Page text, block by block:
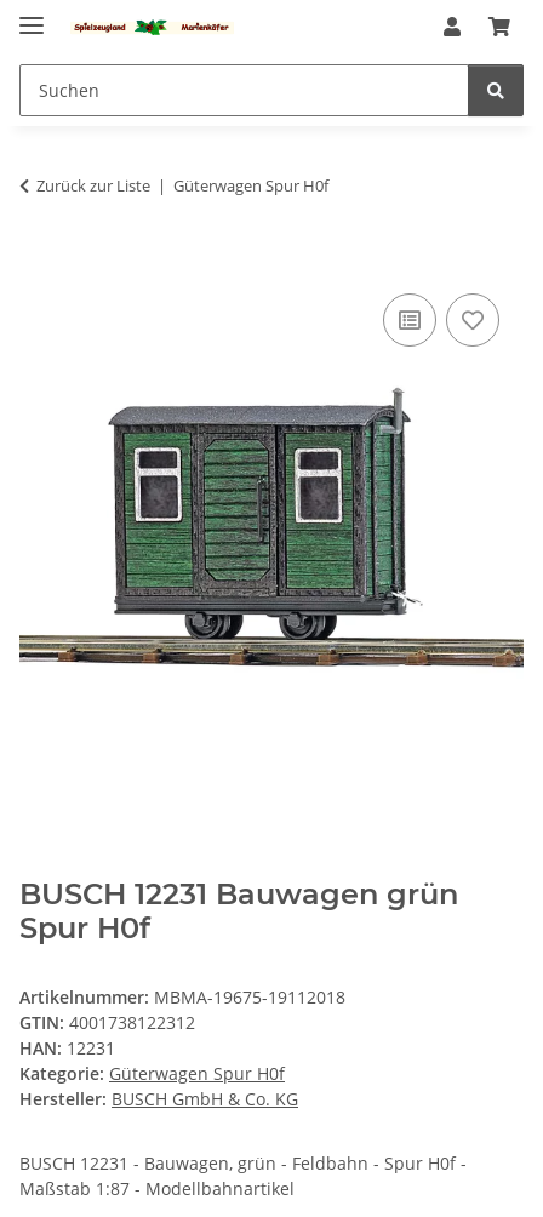
Zurück zur Liste Güterwagen Spur H0f
BUSCH 12231 Bauwagen grün
Spur H0f
Artikelnummer: MBMA-19675-19112018
GTIN: 4001738122312
HAN: 12231
Kategorie: Güterwagen Spur H0f
Hersteller: BUSCH GmbH & Co. KG
BUSCH 12231 - Bauwagen, grün - Feldbahn - Spur H0f -
Maßstab 1:87 - Modellbahnartikel